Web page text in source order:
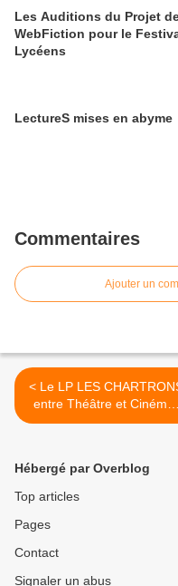
Les Auditions du Projet
WebFiction pour le
Lycéens
LectureS mises en abyme
Commentaires
Ajouter un
< Le LP LES CHARTRONS
entre Théâtre et Cinéma,
entre Dakar et
Hébergé par Overblog
Top articles
Pages
Contact
Signaler un abus